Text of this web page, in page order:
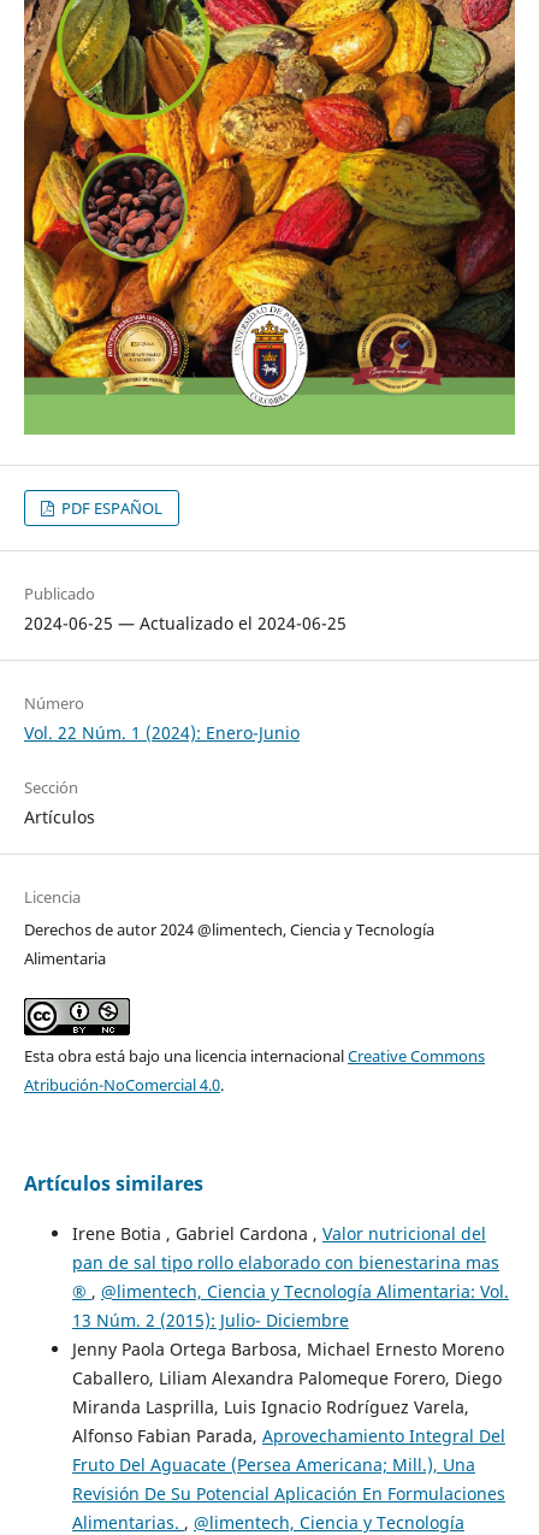
PDF ESPAÑOL
Publicado
2024-06-25 — Actualizado el 2024-06-25
Número
Vol. 22 Núm. 1 (2024): Enero-Junio
Sección
Artículos
Licencia
Derechos de autor 2024 @limentech, Ciencia y Tecnología
Alimentaria
Esta obra está bajo una licencia internacionalCreative Commons
Atribución-NoComercial 4.0.
Artículos similares
Irene Botia , Gabriel Cardona , Valor nutricional del
pan de sal tipo rollo elaborado con bienestarina mas
® , @limentech, Ciencia y Tecnología Alimentaria: Vol.
13 Núm. 2 (2015): Julio- Diciembre
Jenny Paola Ortega Barbosa, Michael Ernesto Moreno
Caballero, Liliam Alexandra Palomeque Forero, Diego
Miranda Lasprilla, Luis Ignacio Rodríguez Varela,
Alfonso Fabian Parada, Aprovechamiento Integral Del
Fruto Del Aguacate (Persea Americana; Mill.), Una
Revisión De Su Potencial Aplicación En Formulaciones
Alimentarias. , @limentech, Ciencia y Tecnología